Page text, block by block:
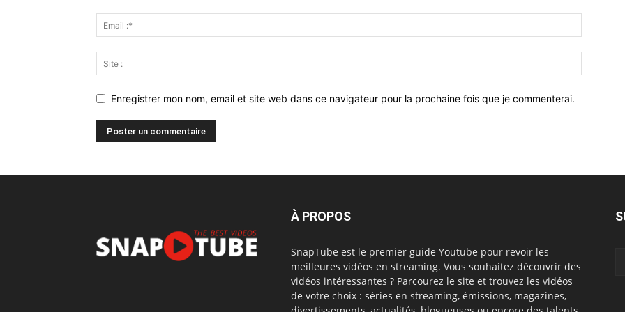
Enregistrer mon nom, email et site web dans ce navigateur pour la prochaine fois que je commenterai.
À PROPOS
SnapTube est le premier guide Youtube pour revoir les
meilleures vidéos en streaming. Vous souhaitez découvrir des
vidéos intéressantes ? Parcourez le site et trouvez les vidéos
de votre choix : séries en streaming, émissions, magazines,